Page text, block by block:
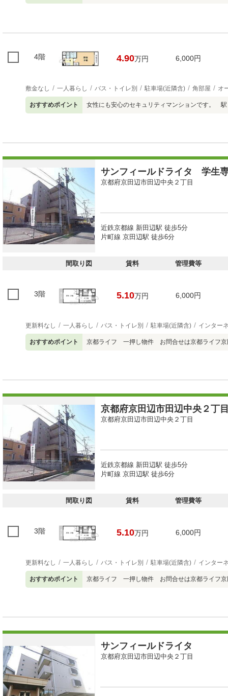
4階 4.90万円 6,000円
敷金なし 一人暮らし バス・トイレ別 駐車場(近隣含) 角部屋 オ
おすすめポイント 女性にも安心のセキュリティマンションです。
サンフィールドライタ 学生
京都府京田辺市田辺中央２丁目
近鉄京都線 新田辺駅 徒歩5分
片町線 京田辺駅 徒歩6分
間取り図 賃料 管理費等
3階 5.10万円 6,000円
更新料なし 一人暮らし バス・トイレ別 駐車場(近隣含) インター
おすすめポイント 京都ライフ 一押し物件 お問合せは京都ライフ京
京都府京田辺市田辺中央２丁
京都府京田辺市田辺中央２丁目
近鉄京都線 新田辺駅 徒歩5分
片町線 京田辺駅 徒歩6分
間取り図 賃料 管理費等
3階 5.10万円 6,000円
更新料なし 一人暮らし バス・トイレ別 駐車場(近隣含) インター
おすすめポイント 京都ライフ 一押し物件 お問合せは京都ライフ京
サンフィールドライタ
京都府京田辺市田辺中央２丁目